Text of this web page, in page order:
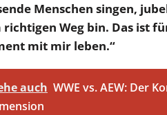
Menschen singen,
richtigen Weg bin. Das ist
mit mir leben.“
auch WWE vs. AEW: Der